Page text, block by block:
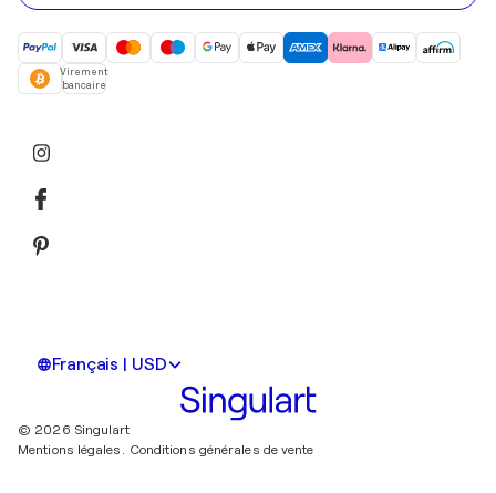
Virement
bancaire
Français | USD
© 2026 Singulart
Mentions légales.
Conditions générales de vente